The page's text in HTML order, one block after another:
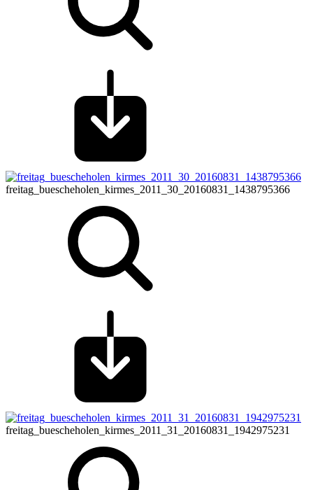
freitag_buescheholen_kirmes_2011_30_20160831_1438795366
freitag_buescheholen_kirmes_2011_31_20160831_1942975231